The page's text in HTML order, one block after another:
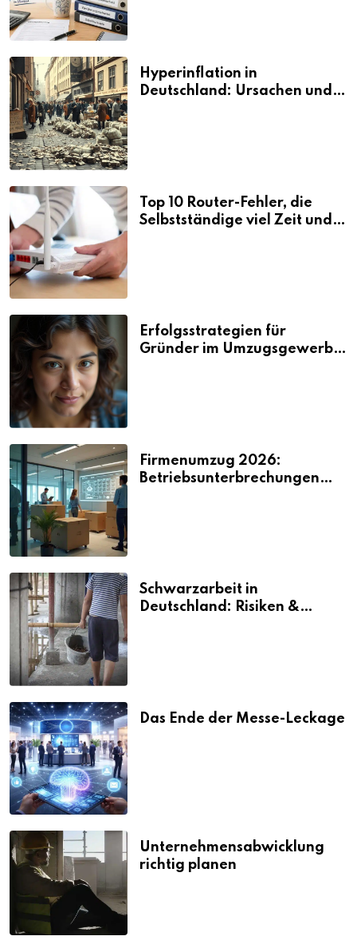
Hyperinflation in
Deutschland: Ursachen und
Top 10 Router-Fehler, die
Selbstständige viel Zeit und
Erfolgsstrategien für
Gründer im Umzugsgewerbe
Firmenumzug 2026:
Betriebsunterbrechungen
Schwarzarbeit in
Deutschland: Risiken &
Das Ende der Messe-Leckage
Unternehmensabwicklung
richtig planen